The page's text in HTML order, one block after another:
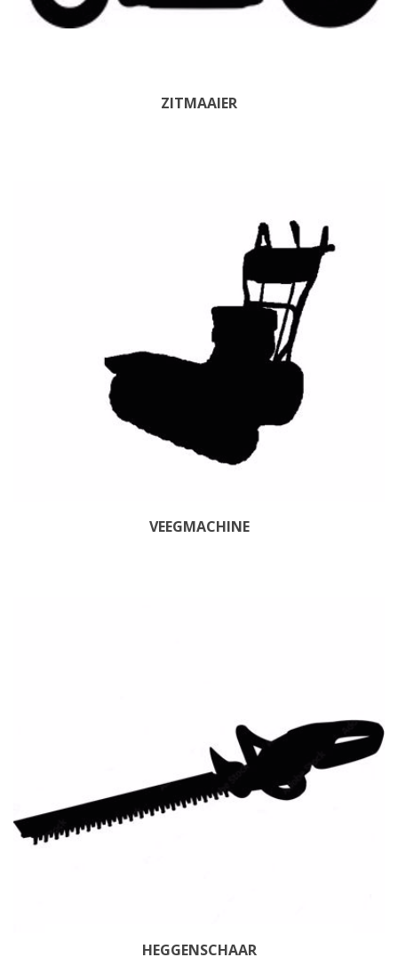
ZITMAAIER
VEEGMACHINE
HEGGENSCHAAR